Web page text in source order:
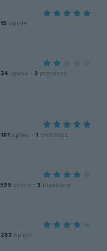
15 opinie
34 opinie · 3 przesłane
181 opinie · 1 przesłane
535 opinie · 3 przesłane
282 opinie